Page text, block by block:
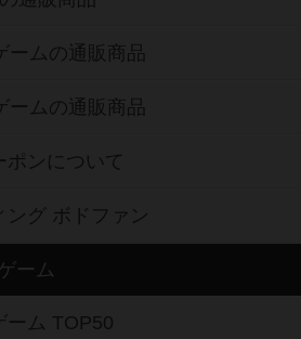
ームの通販商品
ームの通販商品
ンについて
ング ボドファン
ーム
ーム TOP50